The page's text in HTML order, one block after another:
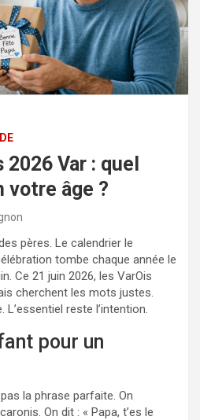
Var : quel
votre âge ?
pères. Le calendrier le
tombe chaque année le
Ce 21 juin 2026, les VarOis
cherchent les mots justes.
L’essentiel reste l’intention.
pour un
la phrase parfaite. On
On dit : « Papa, t’es le